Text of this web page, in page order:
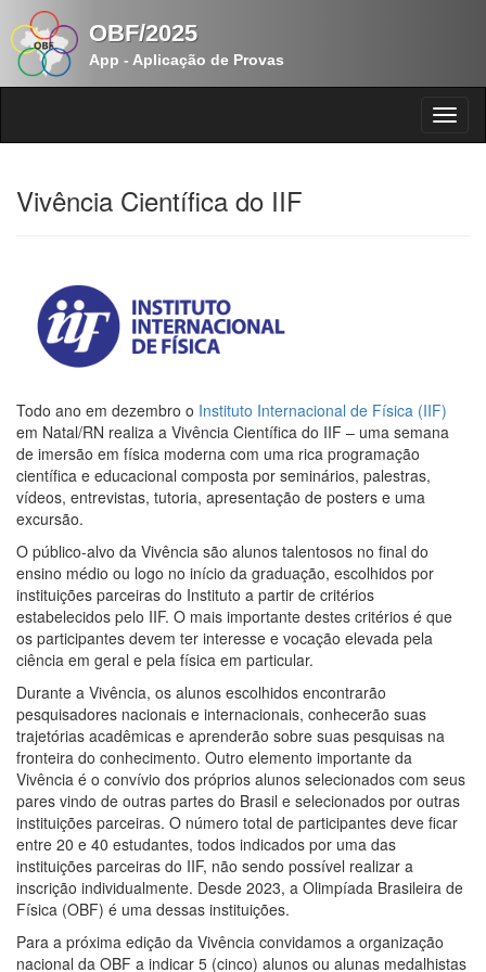
OBF/2025
App - Aplicação de Provas
Vivência Científica do IIF
Todo ano em dezembro o Instituto Internacional de Física (IIF)
em Natal/RN realiza a Vivência Científica do IIF – uma semana
de imersão em física moderna com uma rica programação
científica e educacional composta por seminários, palestras,
vídeos, entrevistas, tutoria, apresentação de posters e uma
excursão.
O público-alvo da Vivência são alunos talentosos no final do
ensino médio ou logo no início da graduação, escolhidos por
instituições parceiras do Instituto a partir de critérios
estabelecidos pelo IIF. O mais importante destes critérios é que
os participantes devem ter interesse e vocação elevada pela
ciência em geral e pela física em particular.
Durante a Vivência, os alunos escolhidos encontrarão
pesquisadores nacionais e internacionais, conhecerão suas
trajetórias acadêmicas e aprenderão sobre suas pesquisas na
fronteira do conhecimento. Outro elemento importante da
Vivência é o convívio dos próprios alunos selecionados com seus
pares vindo de outras partes do Brasil e selecionados por outras
instituições parceiras. O número total de participantes deve ficar
entre 20 e 40 estudantes, todos indicados por uma das
instituições parceiras do IIF, não sendo possível realizar a
inscrição individualmente. Desde 2023, a Olimpíada Brasileira de
Física (OBF) é uma dessas instituições.
Para a próxima edição da Vivência convidamos a organização
nacional da OBF a indicar 5 (cinco) alunos ou alunas medalhistas